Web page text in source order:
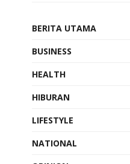
BERITA UTAMA
BUSINESS
HEALTH
HIBURAN
LIFESTYLE
NATIONAL